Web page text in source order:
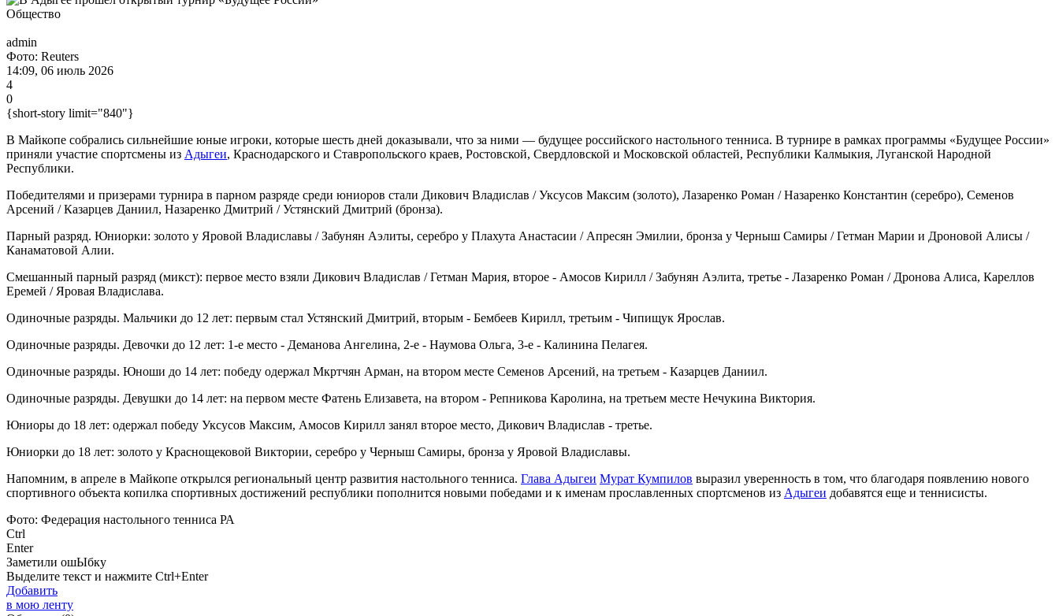
Общество
admin
Фото: Reuters
14:09, 06 июль 2026
4
0
{short-story limit="840"}
В Майкопе собрались сильнейшие юные игроки, которые шесть дней доказывали, что за ними — будущее российского настольного тенниса. В турнире в рамках программы «Будущее России»
приняли участие спортсмены из Адыгеи, Краснодарского и Ставропольского краев, Ростовской, Свердловской и Московской областей, Республики Калмыкия, Луганской Народной
Республики.
Победителями и призерами турнира в парном разряде среди юниоров стали Дикович Владислав / Уксусов Максим (золото), Лазаренко Роман / Назаренко Константин (серебро), Семенов
Арсений / Казарцев Даниил, Назаренко Дмитрий / Устянский Дмитрий (бронза).
Парный разряд. Юниорки: золото у Яровой Владиславы / Забунян Аэлиты, серебро у Плахута Анастасии / Апресян Эмилии, бронза у Черныш Самиры / Гетман Марии и Дроновой Алисы /
Канаматовой Алии.
Смешанный парный разряд (микст): первое место взяли Дикович Владислав / Гетман Мария, второе - Амосов Кирилл / Забунян Аэлита, третье - Лазаренко Роман / Дронова Алиса, Кареллов
Еремей / Яровая Владислава.
Одиночные разряды. Мальчики до 12 лет: первым стал Устянский Дмитрий, вторым - Бембеев Кирилл, третьим - Чипищук Ярослав.
Одиночные разряды. Девочки до 12 лет: 1-е место - Деманова Ангелина, 2-е - Наумова Ольга, 3-е - Калинина Пелагея.
Одиночные разряды. Юноши до 14 лет: победу одержал Мкртчян Арман, на втором месте Семенов Арсений, на третьем - Казарцев Даниил.
Одиночные разряды. Девушки до 14 лет: на первом месте Фатень Елизавета, на втором - Репникова Каролина, на третьем месте Нечукина Виктория.
Юниоры до 18 лет: одержал победу Уксусов Максим, Амосов Кирилл занял второе место, Дикович Владислав - третье.
Юниорки до 18 лет: золото у Краснощековой Виктории, серебро у Черныш Самиры, бронза у Яровой Владиславы.
Напомним, в апреле в Майкопе открылся региональный центр развития настольного тенниса. Глава Адыгеи Мурат Кумпилов выразил уверенность в том, что благодаря появлению нового
спортивного объекта копилка спортивных достижений республики пополнится новыми победами и к именам прославленных спортсменов из Адыгеи добавятся еще и теннисисты.
Фото: Федерация настольного тенниса РА
Ctrl
Enter
Заметили ошЫбку
Выделите текст и нажмите Ctrl+Enter
Добавить
в мою ленту